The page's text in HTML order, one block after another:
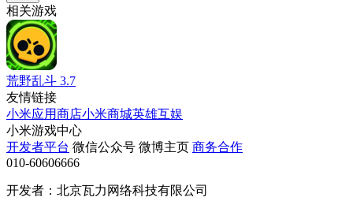
相关游戏
荒野乱斗 3.7
友情链接
小米应用商店小米商城英雄互娱
小米游戏中心
开发者平台 微信公众号 微博主页 商务合作
010-60606666
开发者：北京瓦力网络科技有限公司